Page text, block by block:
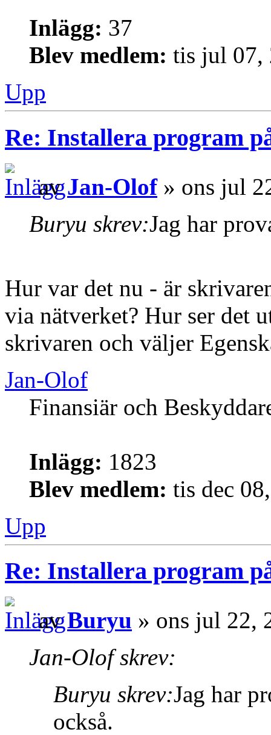
Inlägg: 37
Blev medlem: tis jul 07,
Upp
Re: Installera program
avJan-Olof» ons jul
Buryu skrev:Jag har
Hur var det nu - är
via nätverket? Hur ser det
skrivaren och väljer
Jan-Olof
Finansiär och
Inlägg: 1823
Blev medlem: tis dec
Upp
Re: Installera program
avBuryu » ons jul 22,
Jan-Olof skrev:
Buryu skrev:Jag har
också.